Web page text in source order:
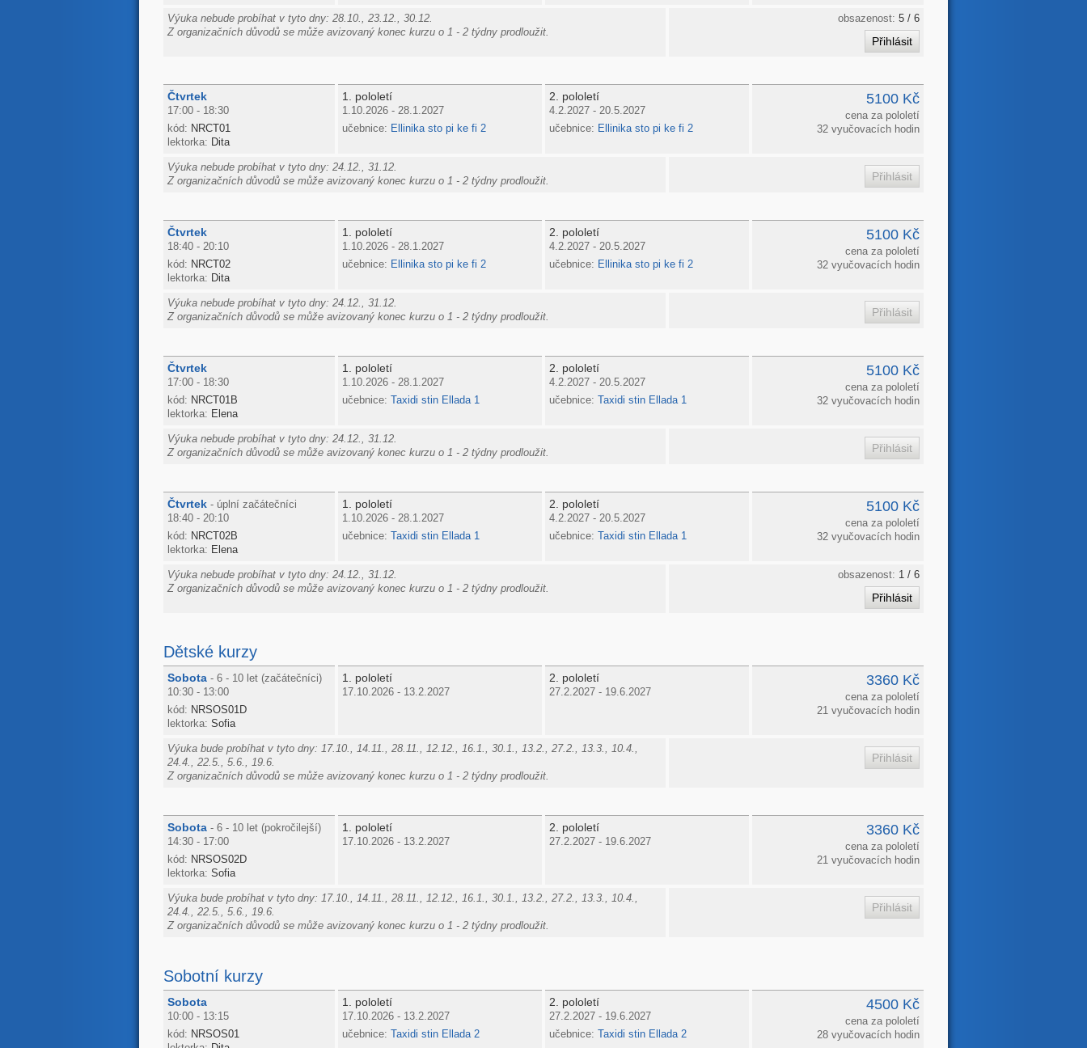
Výuka nebude probíhat v tyto dny: 28.10., 23.12., 30.12.
Z organizačních důvodů se může avizovaný konec kurzu o 1 - 2 týdny prodloužit.
obsazenost: 5 / 6
Čtvrtek
17:00 - 18:30
kód: NRCT01
lektorka: Dita
1. pololetí
1.10.2026 - 28.1.2027
učebnice: Ellinika sto pi ke fi 2
2. pololetí
4.2.2027 - 20.5.2027
učebnice: Ellinika sto pi ke fi 2
5100 Kč
cena za pololetí
32 vyučovacích hodin
Výuka nebude probíhat v tyto dny: 24.12., 31.12.
Z organizačních důvodů se může avizovaný konec kurzu o 1 - 2 týdny prodloužit.
Čtvrtek
18:40 - 20:10
kód: NRCT02
lektorka: Dita
1. pololetí
1.10.2026 - 28.1.2027
učebnice: Ellinika sto pi ke fi 2
2. pololetí
4.2.2027 - 20.5.2027
učebnice: Ellinika sto pi ke fi 2
5100 Kč
cena za pololetí
32 vyučovacích hodin
Výuka nebude probíhat v tyto dny: 24.12., 31.12.
Z organizačních důvodů se může avizovaný konec kurzu o 1 - 2 týdny prodloužit.
Čtvrtek
17:00 - 18:30
kód: NRCT01B
lektorka: Elena
1. pololetí
1.10.2026 - 28.1.2027
učebnice:
Taxidi stin Ellada 1
2. pololetí
4.2.2027 - 20.5.2027
učebnice:
Taxidi stin Ellada 1
5100 Kč
cena za pololetí
32 vyučovacích hodin
Výuka nebude probíhat v tyto dny: 24.12., 31.12.
Z organizačních důvodů se může avizovaný konec kurzu o 1 - 2 týdny prodloužit.
Čtvrtek - úplní začátečníci
18:40 - 20:10
kód: NRCT02B
lektorka: Elena
1. pololetí
1.10.2026 - 28.1.2027
učebnice:
Taxidi stin Ellada 1
2. pololetí
4.2.2027 - 20.5.2027
učebnice:
Taxidi stin Ellada 1
5100 Kč
cena za pololetí
32 vyučovacích hodin
Výuka nebude probíhat v tyto dny: 24.12., 31.12.
Z organizačních důvodů se může avizovaný konec kurzu o 1 - 2 týdny prodloužit.
obsazenost: 1 / 6
Dětské kurzy
Sobota - 6 - 10 let (začátečníci)
10:30 - 13:00
kód: NRSOS01D
lektorka: Sofia
1. pololetí
17.10.2026 - 13.2.2027
2. pololetí
27.2.2027 - 19.6.2027
3360 Kč
cena za pololetí
21 vyučovacích hodin
Výuka bude probíhat v tyto dny: 17.10., 14.11., 28.11., 12.12., 16.1., 30.1., 13.2., 27.2., 13.3., 10.4.,
24.4., 22.5., 5.6., 19.6.
Z organizačních důvodů se může avizovaný konec kurzu o 1 - 2 týdny prodloužit.
Sobota - 6 - 10 let (pokročilejší)
14:30 - 17:00
kód: NRSOS02D
lektorka: Sofia
1. pololetí
17.10.2026 - 13.2.2027
2. pololetí
27.2.2027 - 19.6.2027
3360 Kč
cena za pololetí
21 vyučovacích hodin
Výuka bude probíhat v tyto dny: 17.10., 14.11., 28.11., 12.12., 16.1., 30.1., 13.2., 27.2., 13.3., 10.4.,
24.4., 22.5., 5.6., 19.6.
Z organizačních důvodů se může avizovaný konec kurzu o 1 - 2 týdny prodloužit.
Sobotní kurzy
Sobota
10:00 - 13:15
kód: NRSOS01
1. pololetí
17.10.2026 - 13.2.2027
učebnice:
Taxidi stin Ellada 2
2. pololetí
27.2.2027 - 19.6.2027
učebnice:
Taxidi stin Ellada 2
4500 Kč
cena za pololetí
28 vyučovacích hodin